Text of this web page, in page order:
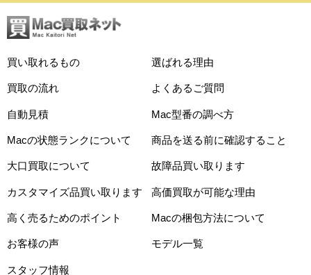
買い取れるもの 選ばれる理由
買取の流れ よくあるご質問
自動見積 Mac型番の調べ方
Macの状態ランクについて 商品を送る前に確認すること
大口買取について 故障品買い取ります
カスタマイズ品買い取ります 高価買取が可能な理由
高く売るためのポイント Macの梱包方法について
お客様の声 モデル一覧
スタッフ情報